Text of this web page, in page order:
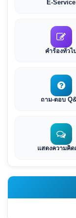
E-Service
คำร้องทั่วไป
ถาม-ตอบ
แสดงความคิด